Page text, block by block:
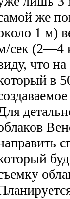
же
1 м)
сек (2—4
что на
в